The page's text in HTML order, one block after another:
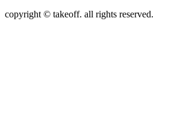
copyright © takeoff. all rights reserved.